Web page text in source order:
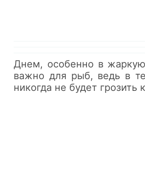
Днем, особенно в жаркую
важно для рыб, ведь в
никогда не будет грозить